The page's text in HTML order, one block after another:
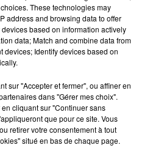
la municipalité a pris...
These technologies may
address and browsing data to offer
based on information actively
data; Match and combine data from
devices; Identify devices based on
sur "Accepter et fermer", ou affiner en
dans "Gérer mes choix".
cliquant sur "Continuer sans
que pour ce site. Vous
retirer votre consentement à tout
situé en bas de chaque page.